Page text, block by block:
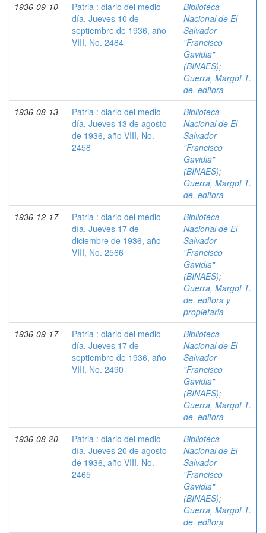
1936-09-10
Patria : diario del medio
día, Jueves 10 de
septiembre de 1936, año
VIII, No. 2484
Biblioteca
Nacional de El
Salvador
"Francisco
Gavidia"
(BINAES);
Guerra, Margot T.
de, editora
1936-08-13
Patria : diario del medio
día, Jueves 13 de agosto
de 1936, año VIII, No.
2458
Biblioteca
Nacional de El
Salvador
"Francisco
Gavidia"
(BINAES);
Guerra, Margot T.
de, editora
1936-12-17
Patria : diario del medio
día, Jueves 17 de
diciembre de 1936, año
VIII, No. 2566
Biblioteca
Nacional de El
Salvador
"Francisco
Gavidia"
(BINAES);
Guerra, Margot T.
de, editora y
propietaria
1936-09-17
Patria : diario del medio
día, Jueves 17 de
septiembre de 1936, año
VIII, No. 2490
Biblioteca
Nacional de El
Salvador
"Francisco
Gavidia"
(BINAES);
Guerra, Margot T.
de, editora
1936-08-20
Patria : diario del medio
día, Jueves 20 de agosto
de 1936, año VIII, No.
2465
Biblioteca
Nacional de El
Salvador
"Francisco
Gavidia"
(BINAES);
Guerra, Margot T.
de, editora